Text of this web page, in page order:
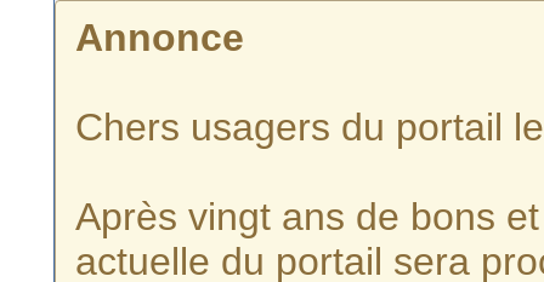
Annonce
Chers usagers du portail
Après vingt ans de bons
actuelle du portail sera